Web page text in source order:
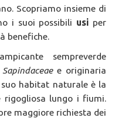
Scopriamo insieme di
i suoi possibili usi per
benefiche.
sempreverde
Sapindaceaee originaria
habitat naturale è la
rigogliosa lungo i fiumi.
maggiore richiesta dei